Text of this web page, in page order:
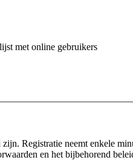
met online gebruikers
Registratie neemt enkele
en het bijbehorend